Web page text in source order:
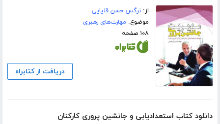
از:نرگس حسن قلیایی
موضوع: مهارت‌های رهبری
۱۰۸ صفحه
دریافت از کتابراه
دانلود کتاب استعدادیابی و جانشین پروری کارکنان